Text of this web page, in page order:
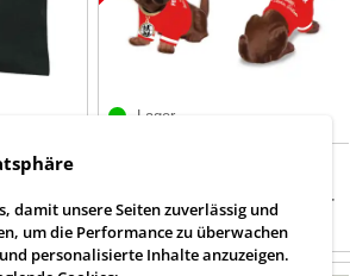
Lager
Wackeldackel Feuerwehr
damit unsere Seiten zuverlässig und
um die Performance zu überwachen
personalisierte Inhalte anzuzeigen.